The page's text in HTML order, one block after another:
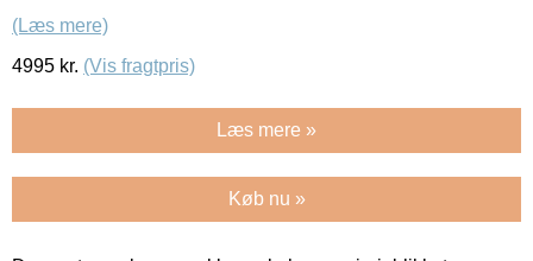
(Læs mere)
4995 kr. (Vis fragtpris)
Læs mere »
Køb nu »